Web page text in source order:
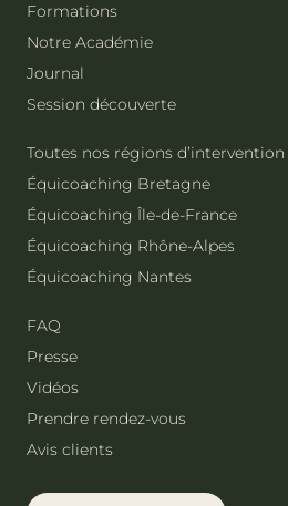
Formations
Notre Académie
Journal
Session découverte
Toutes nos régions d’intervention
Équicoaching Bretagne
Équicoaching Île-de-France
Équicoaching Rhône-Alpes
Équicoaching Nantes
FAQ
Presse
Vidéos
Prendre rendez-vous
Avis clients